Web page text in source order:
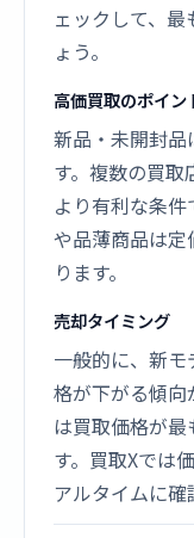
ェックして、
ょう。
高価買取のポイン
新品・未開封品
す。複数の買取
より有利な条
や品薄商品は定
ります。
売却タイミング
一般的に、新
格が下がる傾向
は買取価格が
す。買取Xでは
アルタイムに確